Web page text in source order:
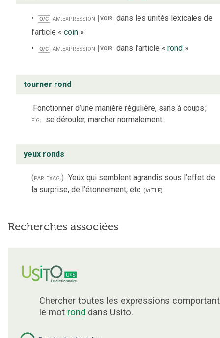
Q/C fam.expression VOIR
dans les unités lexicales de
l’article « coin »
Q/C fam.expression VOIR dans l’article «rond »
tourner rond
Fonctionner d’une manière régulière, sans à coups;
fig. se dérouler, marcher normalement.
yeux ronds
(par exag.) Yeux qui semblent agrandis sous l’effet de
la surprise, de l’étonnement, etc. (inTLF)
Recherches associées
Chercher toutes les expressions comportant
le mot rond dans Usito.